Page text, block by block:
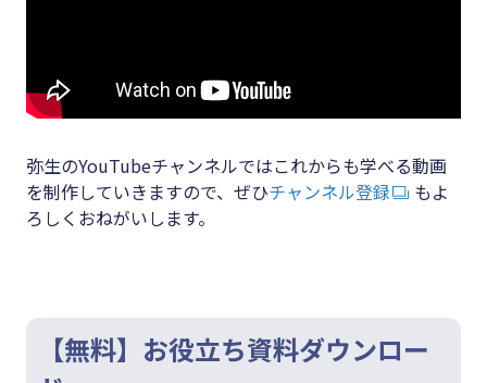
弥生のYouTubeチャンネルではこれからも学べる動画
を制作していきますので、ぜひチャンネル登録
もよ
ろしくおねがいします。
【無料】お役立ち資料ダウンロー